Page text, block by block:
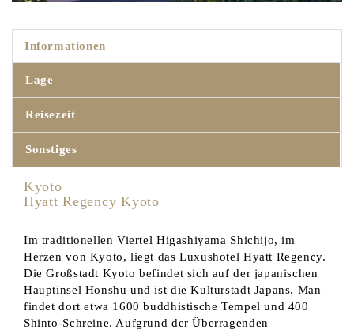
Informationen
Lage
Reisezeit
Sonstiges
Kyoto
Hyatt Regency Kyoto
Im traditionellen Viertel Higashiyama Shichijo, im
Herzen von Kyoto, liegt das Luxushotel Hyatt Regency.
Die Großstadt Kyoto befindet sich auf der japanischen
Hauptinsel Honshu und ist die Kulturstadt Japans. Man
findet dort etwa 1600 buddhistische Tempel und 400
Shinto-Schreine. Aufgrund der Überragenden